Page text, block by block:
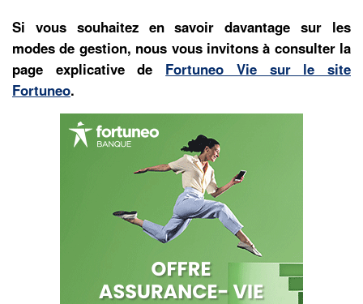
Si vous souhaitez en savoir davantage sur les
modes de gestion, nous vous invitons à consulter la
page explicative de Fortuneo Vie sur le site
Fortuneo.